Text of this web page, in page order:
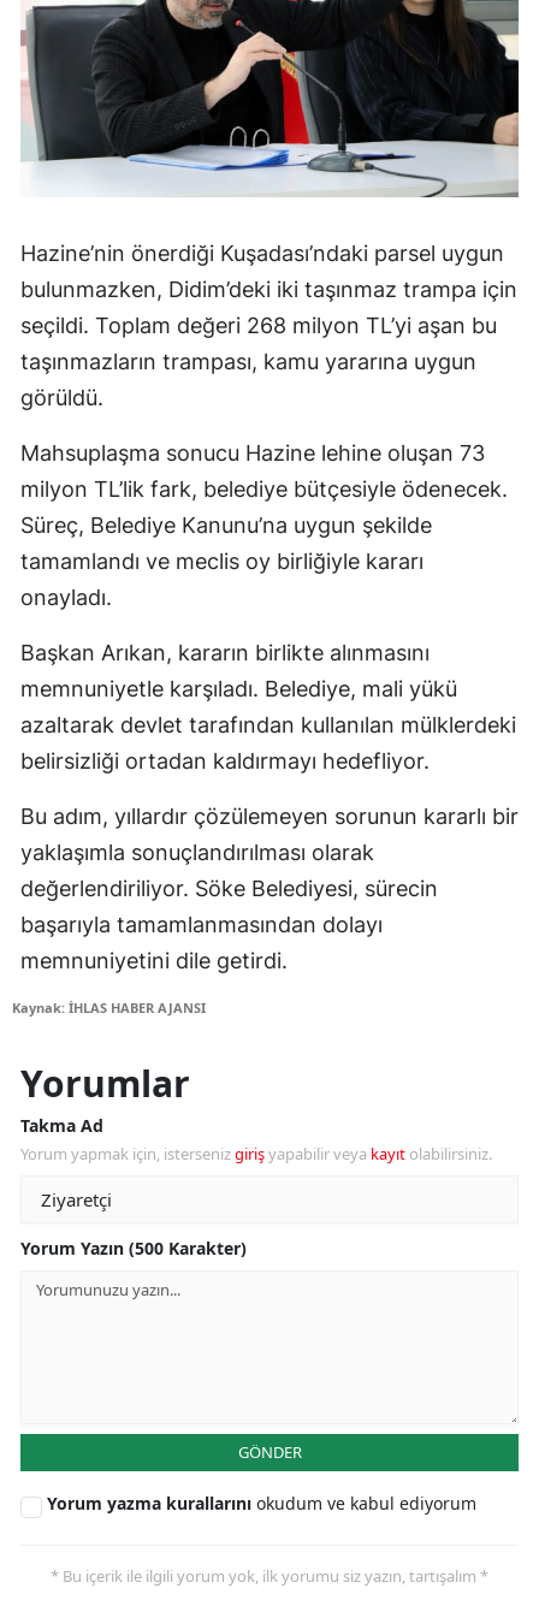
Hazine’nin önerdiği Kuşadası’ndaki parsel uygun
bulunmazken, Didim’deki iki taşınmaz trampa için
seçildi. Toplam değeri 268 milyon TL’yi aşan bu
taşınmazların trampası, kamu yararına uygun
görüldü.
Mahsuplaşma sonucu Hazine lehine oluşan 73
milyon TL’lik fark, belediye bütçesiyle ödenecek.
Süreç, Belediye Kanunu’na uygun şekilde
tamamlandı ve meclis oy birliğiyle kararı
onayladı.
Başkan Arıkan, kararın birlikte alınmasını
memnuniyetle karşıladı. Belediye, mali yükü
azaltarak devlet tarafından kullanılan mülklerdeki
belirsizliği ortadan kaldırmayı hedefliyor.
Bu adım, yıllardır çözülemeyen sorunun kararlı bir
yaklaşımla sonuçlandırılması olarak
değerlendiriliyor. Söke Belediyesi, sürecin
başarıyla tamamlanmasından dolayı
memnuniyetini dile getirdi.
Kaynak: İHLAS HABER AJANSI
Yorumlar
Takma Ad
Yorum yapmak için, istersenizgirişyapabilir veya kayıt olabilirsiniz.
Yorum Yazın (500 Karakter)
GÖNDER
Yorum yazma kurallarını okudum ve kabul ediyorum
* Bu içerik ile ilgili yorum yok, ilk yorumu siz yazın, tartışalım *